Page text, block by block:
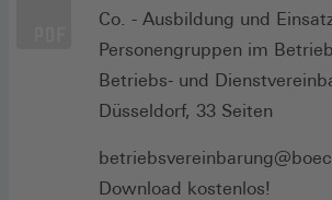
Co. - Ausbildung und
Personengruppen im Betrieb
Betriebs- und
Düsseldorf, 33 Seiten
Download kostenlos!